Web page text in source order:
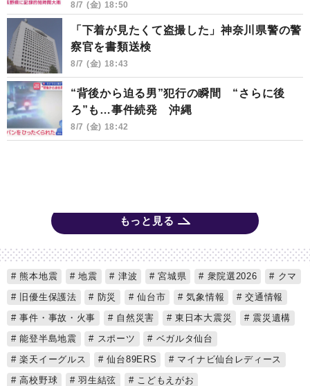
8/7 (金) 18:50
「下着が見たくて盗撮した」神奈川県警の警
察官を書類送検
8/7 (金) 18:43
“背後から迫る男”犯行の瞬間 “さらに後
ろ”も…事件続発 沖縄
8/7 (金) 18:42
もっと見る
熊本地震 地震 津波 宮城県 衆院選2026
クマ
旧優生保護法
防災 仙台市 気象情報
交通情報
事件・事故・火事
自然災害 東日本大震災
震災遺構
能登半島地震
スポーツ
ベガルタ仙台
楽天イーグルス
仙台89ERS
マイナビ仙台レディース
高校野球
羽生結弦
こどもえがお